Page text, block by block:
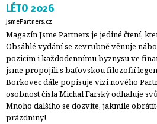
LÉTO 2026
JsmePartners.cz
Magazín Jsme Partners je jediné čtení,
Obsáhlé vydání se zevrubně věnuje
pozicím i každodennímu byznysu ve
jsme propojili s baťovskou filozofií
Borkovec dále popisuje vizi nového
osobnost čísla Michal Farský odhaluje
Mnoho dalšího se dozvíte, jakmile
prázdniny!